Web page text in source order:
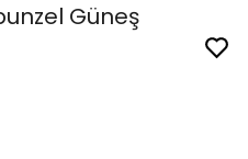
Güneş